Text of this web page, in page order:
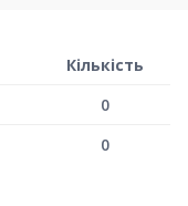
Кількість
0
0